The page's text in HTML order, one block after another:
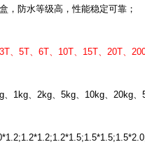
，防水等级高，性能稳定可靠；
、5T、6T、10T、15T、20T、
1kg、2kg、5kg、10kg、20kg、